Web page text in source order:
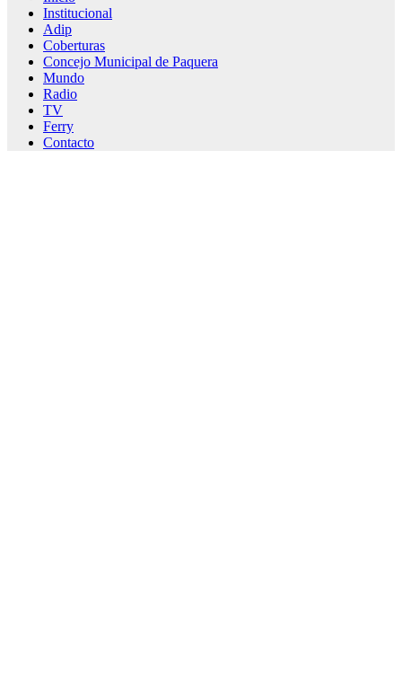
Institucional
Adip
Coberturas
Concejo Municipal de Paquera
Mundo
Radio
TV
Ferry
Contacto